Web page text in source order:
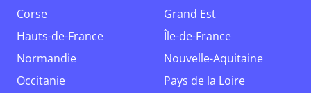
Corse
Grand Est
Hauts-de-France
Île-de-France
Normandie
Nouvelle-Aquitaine
Occitanie
Pays de la Loire